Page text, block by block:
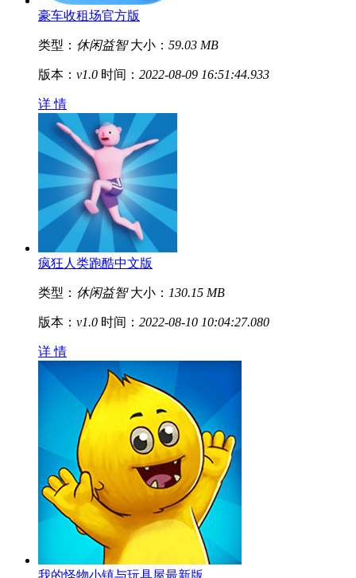
豪车收租场官方版
类型： 休闲益智 大小： 59.03 MB
版本： v1.0 时间： 2022-08-09 16:51:44.933
详 情
疯狂人类跑酷中文版
类型： 休闲益智 大小： 130.15 MB
版本： v1.0 时间： 2022-08-10 10:04:27.080
详 情
我的怪物小镇与玩具屋最新版